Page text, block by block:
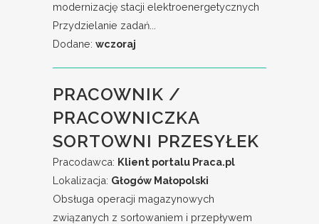
modernizację stacji elektroenergetycznych
Przydzielanie zadań...
Dodane: wczoraj
PRACOWNIK /
PRACOWNICZKA
SORTOWNI PRZESYŁEK
Pracodawca: Klient portalu Praca.pl
Lokalizacja: Głogów Małopolski
Obsługa operacji magazynowych
związanych z sortowaniem i przepływem